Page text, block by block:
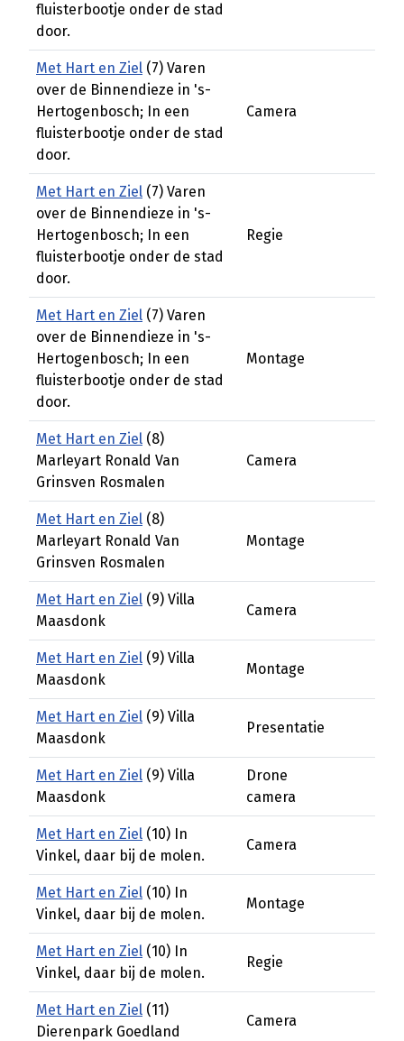
fluisterbootje onder de stad
door.
Met Hart en Ziel (7) Varen
over de Binnendieze in 's-
Hertogenbosch; In een
fluisterbootje onder de stad
door.
Camera
Met Hart en Ziel (7) Varen
over de Binnendieze in 's-
Hertogenbosch; In een
fluisterbootje onder de stad
door.
Regie
Met Hart en Ziel (7) Varen
over de Binnendieze in 's-
Hertogenbosch; In een
fluisterbootje onder de stad
door.
Montage
Met Hart en Ziel (8)
Marleyart Ronald Van
Grinsven Rosmalen
Camera
Met Hart en Ziel (8)
Marleyart Ronald Van
Grinsven Rosmalen
Montage
Met Hart en Ziel (9) Villa
Maasdonk
Camera
Met Hart en Ziel (9) Villa
Maasdonk
Montage
Met Hart en Ziel (9) Villa
Maasdonk
Presentatie
Met Hart en Ziel (9) Villa
Maasdonk
Drone
camera
Met Hart en Ziel (10) In
Vinkel, daar bij de molen.
Camera
Met Hart en Ziel (10) In
Vinkel, daar bij de molen.
Montage
Met Hart en Ziel (10) In
Vinkel, daar bij de molen.
Regie
Met Hart en Ziel (11)
Dierenpark Goedland
Camera